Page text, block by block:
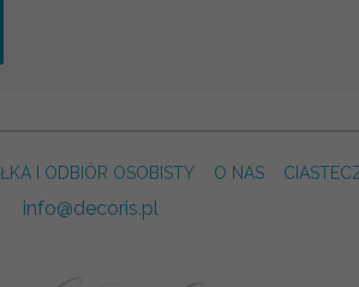
I ODBIÓR OSOBISTY O NAS
info@decoris.pl